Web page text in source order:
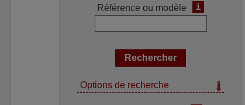
Référence ou modèle i
Options de recherche